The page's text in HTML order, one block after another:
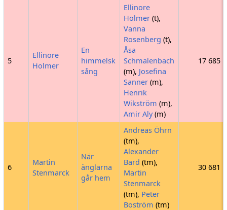
5
Ellinore
Holmer
En
himmelsk
sång
Ellinore
Holmer (t),
Vanna
Rosenberg (t),
Åsa
Schmalenbach
(m), Josefina
Sanner (m),
Henrik
Wikström (m),
Amir Aly(m)
17 685
6
Martin
Stenmarck
När
änglarna
går hem
Andreas Öhrn
(tm),
Alexander
Bard (tm),
Martin
Stenmarck
(tm), Peter
Boström (tm)
30 681